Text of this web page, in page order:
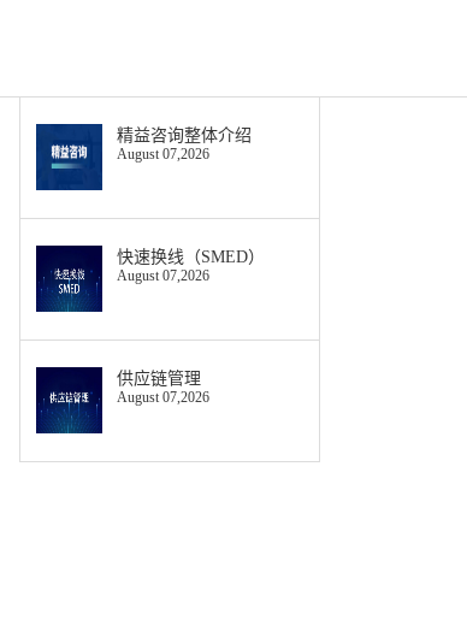
精益咨询整体介绍
August 07,2026
快速换线（SMED）
August 07,2026
供应链管理
August 07,2026